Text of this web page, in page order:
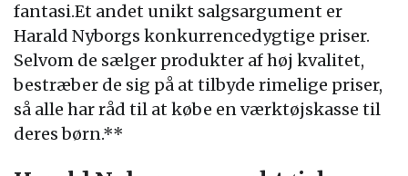
fantasi.Et andet unikt salgsargument er
Harald Nyborgs konkurrencedygtige priser.
Selvom de sælger produkter af høj kvalitet,
bestræber de sig på at tilbyde rimelige priser,
så alle har råd til at købe en værktøjskasse til
deres børn.**